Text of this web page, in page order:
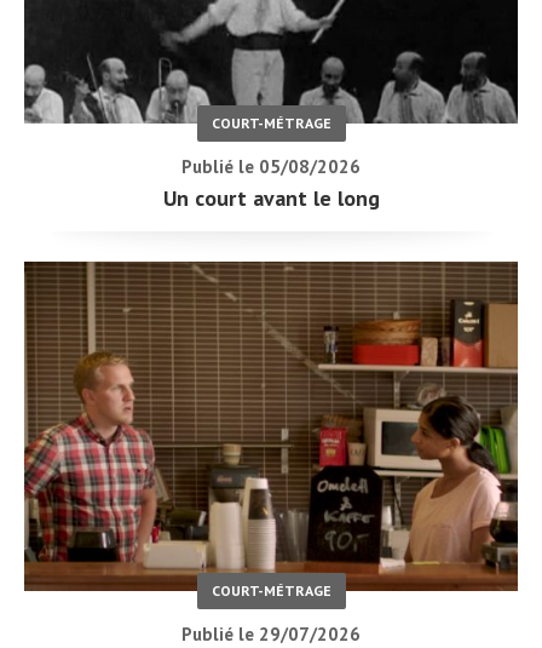
COURT-MÉTRAGE
Publié le 05/08/2026
Un court avant le long
COURT-MÉTRAGE
Publié le 29/07/2026